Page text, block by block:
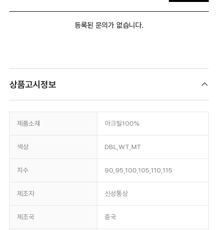
등록된 문의가 없습니다.
상품고시정보
제품소재 아크릴100%
색상 DBL,WT,MT
치수 90,95,100,105,110,115
제조자 신성통상
제조국 중국